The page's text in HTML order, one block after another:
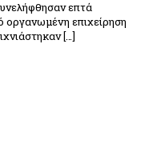
επτά
οργανωμένη επιχείρηση
[…]